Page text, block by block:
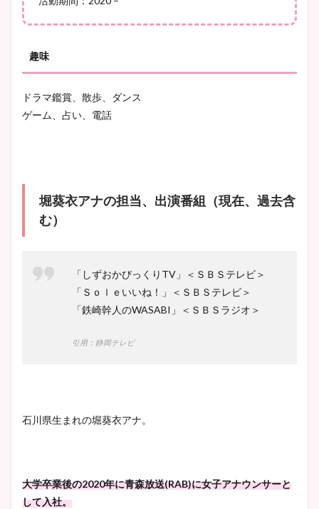
宇賀神メグアナのニット画像
まとめ！足も美脚でカップも
趣味
ドラマ鑑賞、散歩、ダンス
ゲーム、占い、電話
堀葵衣アナの担当、出演番組（現在、過去含
む）
「しずおかびっくりTV」＜ＳＢＳテレビ＞
「Ｓｏｌｅいいね！」＜ＳＢＳテレビ＞
「鉄崎幹人のWASABI」＜ＳＢＳラジオ＞
引用：静岡テレビ
石川県生まれの堀葵衣アナ。
大学卒業後の2020年に青森放送(RAB)に女子アナウンサーと
して入社。